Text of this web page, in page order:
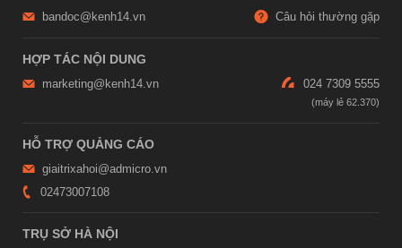
bandoc@kenh14.vn Câu hỏi thường gặp
HỢP TÁC NỘI DUNG
marketing@kenh14.vn 024 7309 5555
HỖ TRỢ QUẢNG CÁO
giaitrixahoi@admicro.vn
02473007108
TRỤ SỞ HÀ NỘI